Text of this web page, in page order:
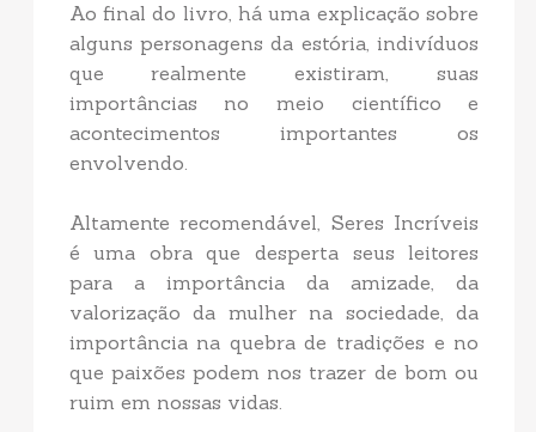
Ao final do livro, há uma explicação sobre
alguns personagens da estória, indivíduos
que realmente existiram, suas
importâncias no meio científico e
acontecimentos importantes os
envolvendo.
Altamente recomendável, Seres Incríveis
é uma obra que desperta seus leitores
para a importância da amizade, da
valorização da mulher na sociedade, da
importância na quebra de tradições e no
que paixões podem nos trazer de bom ou
ruim em nossas vidas.